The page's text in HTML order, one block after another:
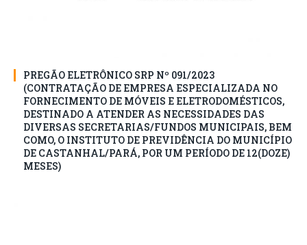
PREGÃO ELETRÔNICO SRP Nº 091/2023
(CONTRATAÇÃO DE EMPRESA ESPECIALIZADA NO
FORNECIMENTO DE MÓVEIS E ELETRODOMÉSTICOS,
DESTINADO A ATENDER AS NECESSIDADES DAS
DIVERSAS SECRETARIAS/FUNDOS MUNICIPAIS, BEM
COMO, O INSTITUTO DE PREVIDÊNCIA DO MUNICÍPIO
DE CASTANHAL/PARÁ, POR UM PERÍODO DE 12(DOZE)
MESES)